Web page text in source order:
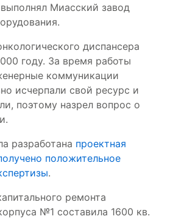
Миасский завод
диспансера
году. За время работы
коммуникации
исчерпали свой ресурс и
поэтому назрел вопрос о
разработана проектная
положительное
.
ремонта
№1 составила 1600 кв.